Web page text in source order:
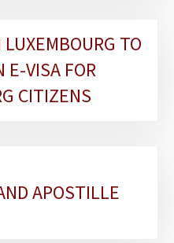
TO
E-VISA FOR
CITIZENS
APOSTILLE